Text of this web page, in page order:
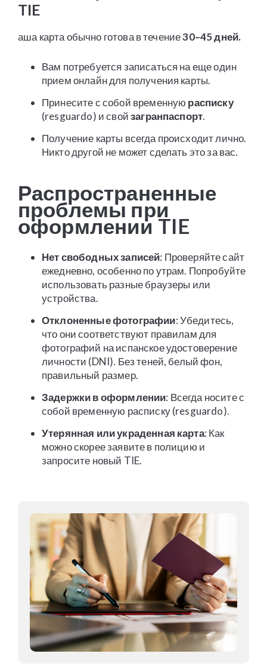
TIE
аша карта обычно готова в течение30–45 дней.
Вам потребуется записаться на еще один
прием онлайн для получения карты.
Принесите с собой временную расписку
(resguardo) и свойзагранпаспорт.
Получение карты всегда происходит лично.
Никто другой не может сделать это за вас.
Распространенные
проблемы при
оформлении TIE
Нет свободных записей: Проверяйте сайт
ежедневно, особенно по утрам. Попробуйте
использовать разные браузеры или
устройства.
Отклоненные фотографии: Убедитесь,
что они соответствуют правилам для
фотографий на испанское удостоверение
личности (DNI). Без теней, белый фон,
правильный размер.
Задержки в оформлении: Всегда носите с
собой временную расписку (resguardo).
Утерянная или украденная карта: Как
можно скорее заявите в полицию и
запросите новый TIE.